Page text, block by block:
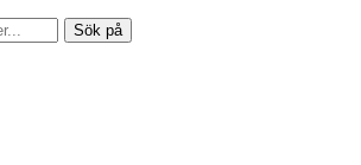
Sök på